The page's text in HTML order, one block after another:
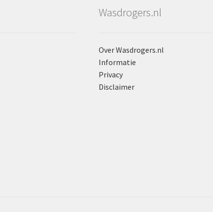
Wasdrogers.nl
Over Wasdrogers.nl
Informatie
Privacy
Disclaimer